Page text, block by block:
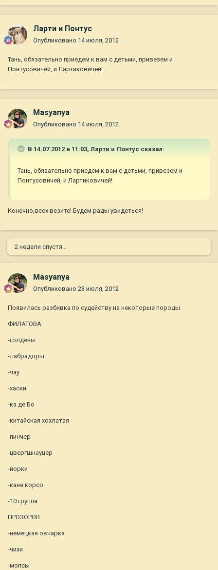
Ларти и Понтус
Опубликовано 14 июля, 2012
Тань, обязательно приедем к вам с детьми, привезем и
Понтусовичей, и Лартиковичей!
Masyanya
Опубликовано 14 июля, 2012
В 14.07.2012 в 11:03, Ларти и Понтус сказал:
Тань, обязательно приедем к вам с детьми, привезем и
Понтусовичей, и Лартиковичей!
Конечно,всех везите! Будем рады увидеться!
2 недели спустя...
Masyanya
Опубликовано 23 июля, 2012
Появилась разбивка по судейству на некоторые породы
ФИЛАТОВА
-голдены
-лабрадоры
-чау
-хаски
-ка де Бо
-китайская хохлатая
-пинчер
-цвергшнауцер
-йорки
-кане корсо
-10 группа
ПРОЗОРОВ
-немецкая овчарка
-чихи
-мопсы